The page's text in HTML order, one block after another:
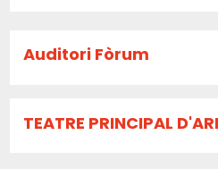
Auditori Fòrum
TEATRE PRINCIPAL